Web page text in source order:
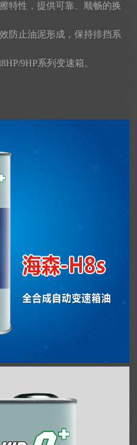
特性，提供可靠、顺畅的换
防止油泥形成，保持排挡系
9HP系列变速箱。